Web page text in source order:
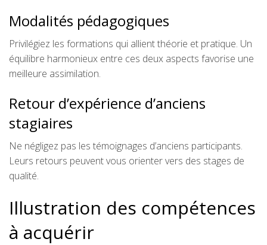
Modalités pédagogiques
Privilégiez les formations qui allient théorie et pratique. Un
équilibre harmonieux entre ces deux aspects favorise une
meilleure assimilation.
Retour d’expérience d’anciens
stagiaires
Ne négligez pas les témoignages d’anciens participants.
Leurs retours peuvent vous orienter vers des stages de
qualité.
Illustration des compétences
à acquérir